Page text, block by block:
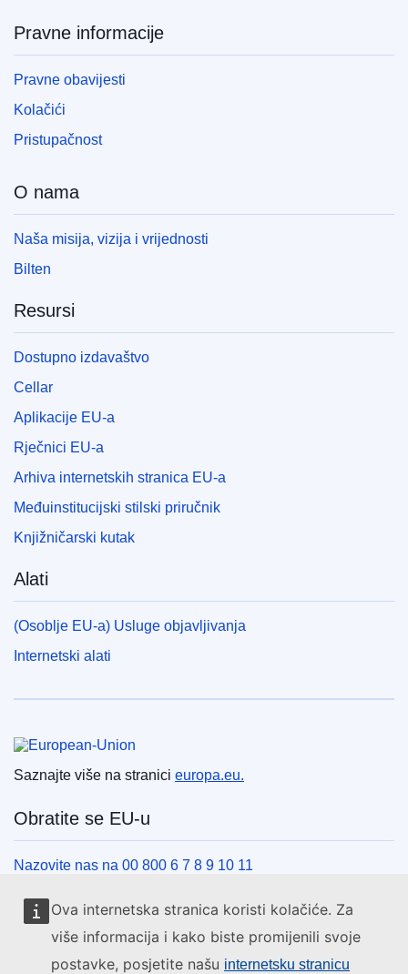
Ova internetska stranica koristi kolačiće. Za
više informacija i kako biste promijenili svoje
postavke, posjetite našu internetsku stranicu
Pravne informacije
Pravne obavijesti
Kolačići
Pristupačnost
O nama
Naša misija, vizija i vrijednosti
Bilten
Resursi
Dostupno izdavaštvo
Cellar
Aplikacije EU-a
Rječnici EU-a
Arhiva internetskih stranica EU-a
Međuinstitucijski stilski priručnik
Knjižničarski kutak
Alati
(Osoblje EU-a) Usluge objavljivanja
Internetski alati
Saznajte više na stranici europa.eu.
Obratite se EU-u
Nazovite nas na 00 800 6 7 8 9 10 11
Uspostavite telefonsku vezu na drugi način
Pišite nam služeći se našim obrascem za kontakt
Upoznajte nas u jednom od centara EU-a